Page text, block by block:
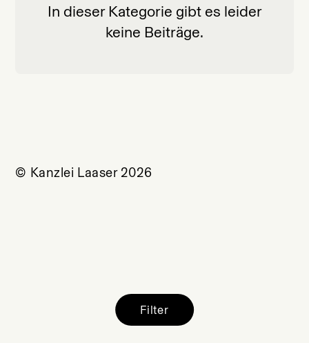
In dieser Kategorie gibt es leider
keine Beiträge.
Filter
© Kanzlei Laaser 2026